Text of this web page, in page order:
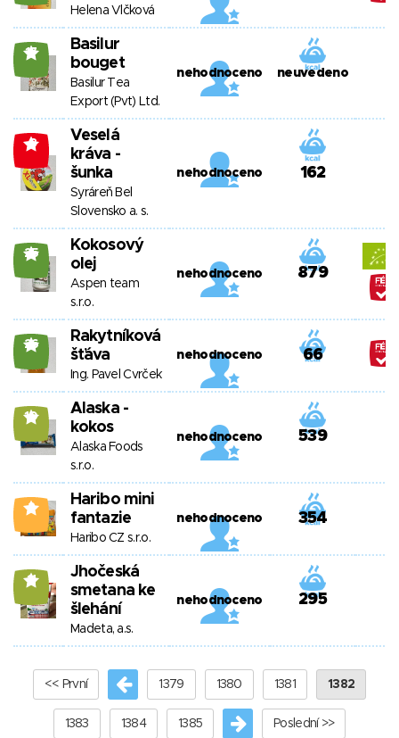
Helena Vlčková
17
Basilur
bouget
Basilur Tea
Export (Pvt) Ltd.
nehodnoceno neuvedeno
-3
Veselá
kráva -
šunka
Syráreň Bel
Slovensko a. s.
nehodnoceno 162
25
Kokosový
olej
Aspen team
s.r.o.
nehodnoceno 879
26
Rakytníková
šťáva
Ing. Pavel Cvrček
nehodnoceno 66
10
Alaska -
kokos
Alaska Foods
s.r.o.
nehodnoceno 539
2
Haribo mini
fantazie
Haribo CZ s.r.o.
nehodnoceno 354
11
Jhočeská
smetana ke
šlehání
Madeta, a.s.
nehodnoceno 295
<< První 1379 1380 1381 1382
1383 1384 1385 Poslední >>